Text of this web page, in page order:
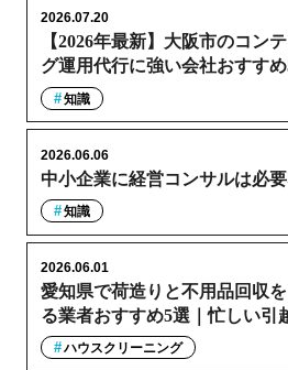
【2026年最新】大阪市のコン
グ運用代行に強い会社おすす
2026.07.20
知識
中小企業に経営コンサルは必
2026.06.06
知識
愛知県で荷造りと不用品回収
る業者おすすめ5選｜忙しい引
2026.06.01
ハウスクリーニング